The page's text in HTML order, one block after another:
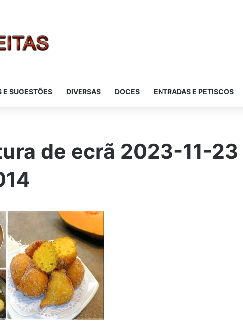
E SUGESTÕES DIVERSAS DOCES ENTRADAS E PETISCOS
de ecrã 2023-11-23